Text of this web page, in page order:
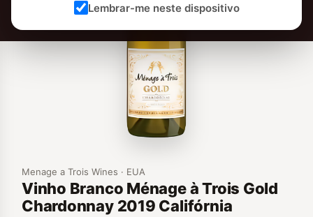
Lembrar-me neste dispositivo
Menage a Trois Wines · EUA
Vinho Branco Ménage à Trois Gold
Chardonnay 2019 Califórnia